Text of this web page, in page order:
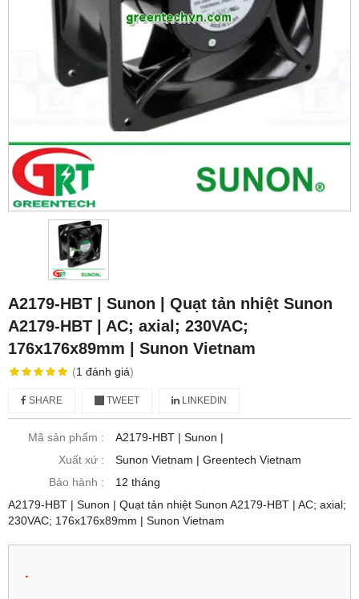
A2179-HBT | Sunon | Quạt tản nhiệt Sunon
A2179-HBT | AC; axial; 230VAC;
176x176x89mm | Sunon Vietnam
(1 đánh giá)
SHARE TWEET LINKEDIN
Mã sản phẩm :
A2179-HBT | Sunon |
Xuất xứ :
Sunon Vietnam | Greentech Vietnam
Bảo hành :
12 tháng
A2179-HBT | Sunon | Quạt tản nhiệt Sunon A2179-HBT | AC; axial;
230VAC; 176x176x89mm | Sunon Vietnam
.